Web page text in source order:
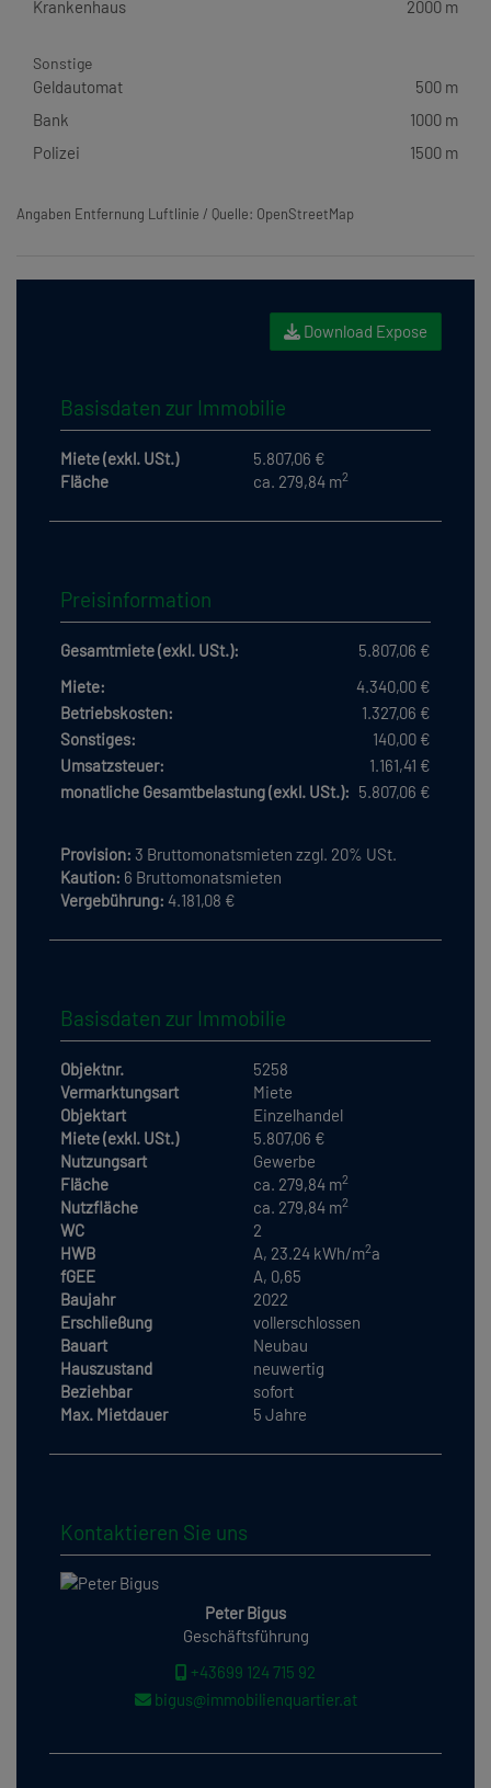
Krankenhaus 2000 m
Sonstige
Geldautomat
500 m
Bank
1000 m
Polizei
1500 m
Angaben Entfernung Luftlinie / Quelle: OpenStreetMap
Download Expose
Basisdaten zur Immobilie
Miete (exkl. USt.)
5.807,06 €
Fläche
ca. 279,84 m2
Preisinformation
Gesamtmiete (exkl. USt.):
5.807,06 €
Miete:
4.340,00 €
Betriebskosten:
1.327,06 €
Sonstiges:
140,00 €
Umsatzsteuer:
1.161,41 €
monatliche Gesamtbelastung (exkl. USt.): 5.807,06 €
Provision: 3 Bruttomonatsmieten zzgl. 20% USt.
Kaution: 6 Bruttomonatsmieten
Vergebührung: 4.181,08 €
Basisdaten zur Immobilie
Objektnr.
5258
Vermarktungsart
Miete
Objektart
Einzelhandel
Miete (exkl. USt.)
5.807,06 €
Nutzungsart
Gewerbe
Fläche
ca. 279,84 m2
Nutzfläche ca. 279,84 m2
WC
2
HWB
A, 23.24 kWh/m2a
fGEE
A, 0,65
Baujahr
2022
Erschließung
vollerschlossen
Bauart
Neubau
Hauszustand
neuwertig
Beziehbar
sofort
Max. Mietdauer
5 Jahre
Kontaktieren Sie uns
Peter Bigus
Geschäftsführung
+43699 124 715 92
bigus@immobilienquartier.at